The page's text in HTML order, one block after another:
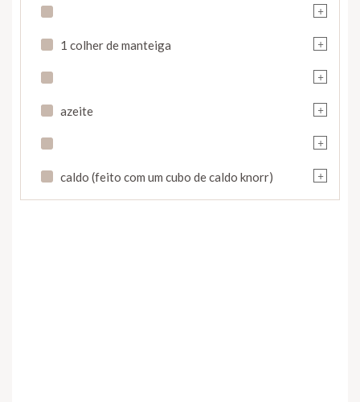
+
+
1 colher de manteiga
+
+
azeite
+
+
caldo (feito com um cubo de caldo knorr)